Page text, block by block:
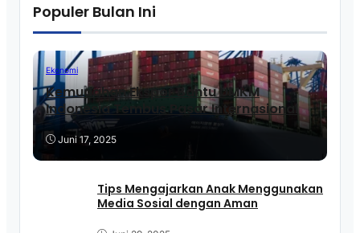
Populer Bulan Ini
Ekonomi
Kemudahan Ekspor Bantu UMKM
Indonesia Tembus Pasar Internasional
Juni 17, 2025
Tips Mengajarkan Anak Menggunakan
Media Sosial dengan Aman